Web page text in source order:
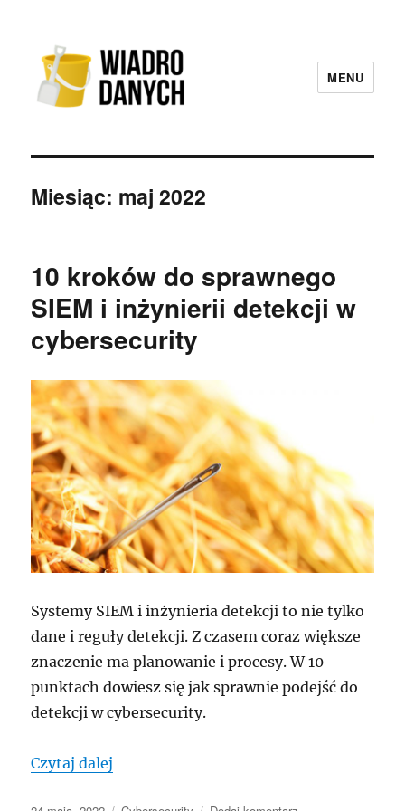
MENU
Miesiąc: maj 2022
10 kroków do sprawnego
SIEM i inżynierii detekcji w
cybersecurity
Systemy SIEM i inżynieria detekcji to nie tylko
dane i reguły detekcji. Z czasem coraz większe
znaczenie ma planowanie i procesy. W 10
punktach dowiesz się jak sprawnie podejść do
detekcji w cybersecurity.
Czytaj dalej